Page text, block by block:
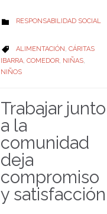
 CATEGORY
RESPONSABILIDAD SOCIAL
 CATEGORY
ALIMENTACIÓN , CÁRITAS
IBARRA, COMEDOR, NIÑAS,
NIÑOS
Trabajar junto
a la
comunidad
deja
compromiso
y satisfacción